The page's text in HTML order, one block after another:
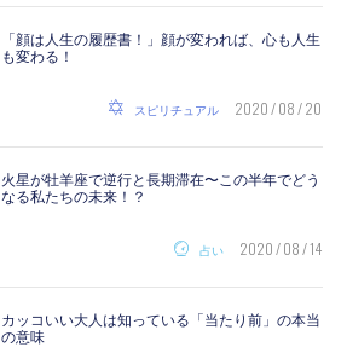
「顔は人生の履歴書！」顔が変われば、心も人生
も変わる！
スピリチュアル 2020 / 08 / 20
火星が牡羊座で逆行と長期滞在〜この半年でどう
なる私たちの未来！？
占い 2020 / 08 / 14
カッコいい大人は知っている「当たり前」の本当
の意味